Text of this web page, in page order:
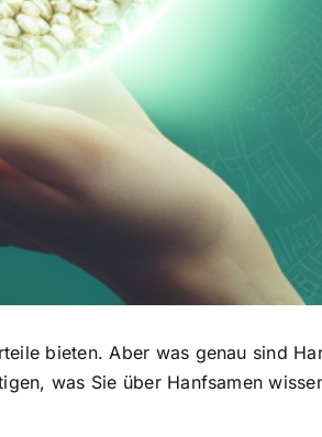
bieten. Aber was genau sind
was Sie über Hanfsamen